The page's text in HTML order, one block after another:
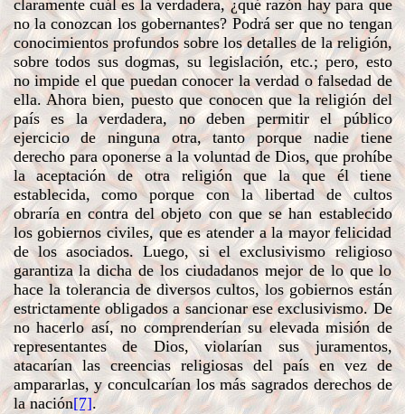
claramente cuál es la verdadera, ¿qué razón hay para que
no la conozcan los gobernantes? Podrá ser que no tengan
conocimientos profundos sobre los detalles de la religión,
sobre todos sus dogmas, su legislación, etc.; pero, esto
no impide el que puedan conocer la verdad o falsedad de
ella. Ahora bien, puesto que conocen que la religión del
país es la verdadera, no deben permitir el público
ejercicio de ninguna otra, tanto porque nadie tiene
derecho para oponerse a la voluntad de Dios, que prohíbe
la aceptación de otra religión que la que él tiene
establecida, como porque con la libertad de cultos
obraría en contra del objeto con que se han establecido
los gobiernos civiles, que es atender a la mayor felicidad
de los asociados. Luego, si el exclusivismo religioso
garantiza la dicha de los ciudadanos mejor de lo que lo
hace la tolerancia de diversos cultos, los gobiernos están
estrictamente obligados a sancionar ese exclusivismo. De
no hacerlo así, no comprenderían su elevada misión de
representantes de Dios, violarían sus juramentos,
atacarían las creencias religiosas del país en vez de
ampararlas, y conculcarían los más sagrados derechos de
la nación[7].